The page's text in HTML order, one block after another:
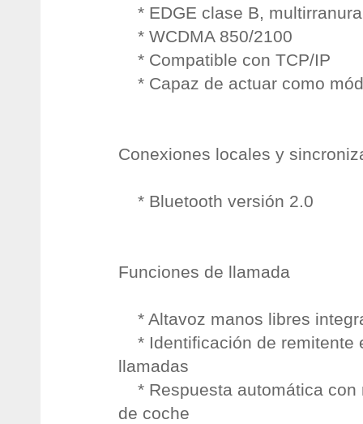
* EDGE clase B,
* WCDMA 850/2100
* Compatible con TCP/IP
* Capaz de actuar como
Conexiones locales y
* Bluetooth versión 2.0
Funciones de llamada
* Altavoz manos libres
* Identificación de remitente
llamadas
* Respuesta automática con
de coche